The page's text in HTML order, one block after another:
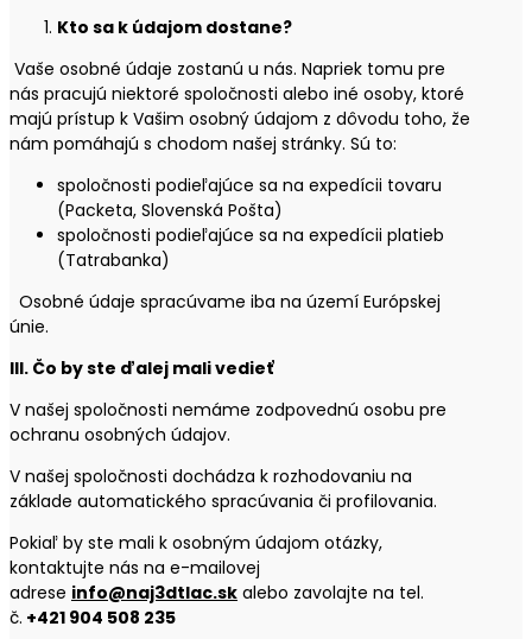
Kto sa k údajom dostane?
Vaše osobné údaje zostanú u nás. Napriek tomu pre
nás pracujú niektoré spoločnosti alebo iné osoby, ktoré
majú prístup k Vašim osobný údajom z dôvodu toho, že
nám pomáhajú s chodom našej stránky. Sú to:
spoločnosti podieľajúce sa na expedícii tovaru
(Packeta, Slovenská Pošta)
spoločnosti podieľajúce sa na expedícii platieb
(Tatrabanka)
Osobné údaje spracúvame iba na území Európskej
únie.
III. Čo by ste ďalej mali vedieť
V našej spoločnosti nemáme zodpovednú osobu pre
ochranu osobných údajov.
V našej spoločnosti dochádza k rozhodovaniu na
základe automatického spracúvania či profilovania.
Pokiaľ by ste mali k osobným údajom otázky,
kontaktujte nás na e-mailovej
adrese info@naj3dtlac.sk alebo zavolajte na tel.
č. +421 904 508 235